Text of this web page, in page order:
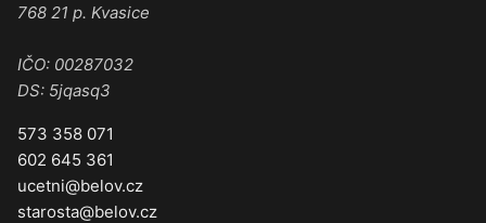
768 21 p. Kvasice
IČO: 00287032
DS: 5jqasq3
573 358 071
602 645 361
ucetni@belov.cz
starosta@belov.cz